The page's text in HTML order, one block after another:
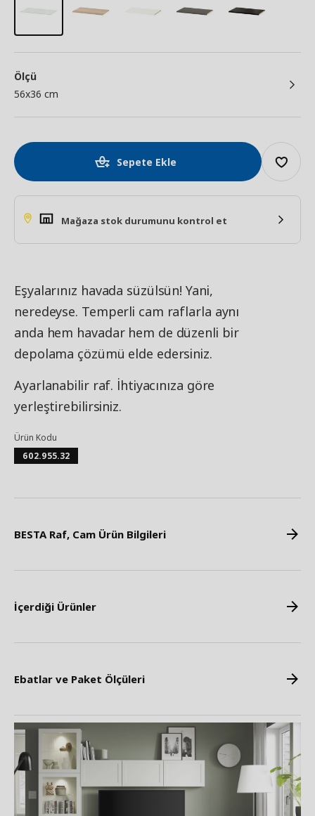
Ölçü
56x36 cm
Sepete Ekle
Mağaza stok durumunu kontrol et
Eşyalarınız havada süzülsün! Yani,
neredeyse. Temperli cam raflarla aynı
anda hem havadar hem de düzenli bir
depolama çözümü elde edersiniz.
Ayarlanabilir raf. İhtiyacınıza göre
yerleştirebilirsiniz.
Ürün Kodu
602.955.32
BESTA Raf, Cam Ürün Bilgileri
İçerdiği Ürünler
Ebatlar ve Paket Ölçüleri